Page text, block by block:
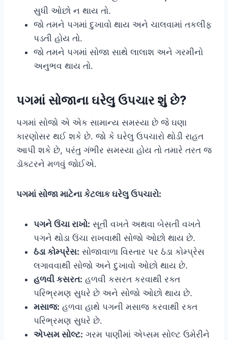
સુધી ઓછો ન થાય તો.
જો તમને પગમાં દુખાવો થાય અને ચાલવામાં તકલીફ
પડતી હોય તો.
જો તમને પગમાં સોજા સાથે લાલાશ અને ગરમીનો
અનુભવ થાય તો.
પગમાં સોજાના ઘરેલુ ઉપચાર શું છે?
પગમાં સોજો એ એક સામાન્ય સમસ્યા છે જે ઘણા
કારણોસર થઈ શકે છે. જો કે ઘરેલુ ઉપચારો થોડી રાહત
આપી શકે છે, પરંતુ ગંભીર સમસ્યા હોય તો તમારે તરત જ
ડૉક્ટરને મળવું જોઈએ.
પગમાં સોજા માટેના કેટલાક ઘરેલુ ઉપચારો:
પગને ઉંચા રાખો: સૂતી વખતે અથવા બેસતી વખતે
પગને થોડા ઉંચા રાખવાથી સોજો ઓછો થાય છે.
ઠંડા કોમ્પ્રેસ: સોજાવાળા વિસ્તાર પર ઠંડા કોમ્પ્રેસ
લગાવવાથી સોજો અને દુખાવો ઓછો થાય છે.
હળવી કસરત: હળવી કસરત કરવાથી રક્ત
પરિભ્રમણ સુધરે છે અને સોજો ઓછો થાય છે.
મસાજ: હળવા હાથે પગની મસાજ કરવાથી રક્ત
પરિભ્રમણ સુધરે છે.
એપ્સમ સોલ્ટ: ગરમ પાણીમાં એપ્સમ સોલ્ટ ઉમેરીને